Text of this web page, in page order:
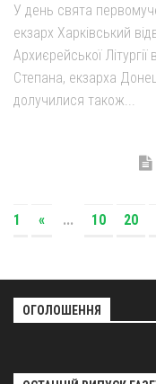
У день свята
екзарх Харківський
Архиєрейської
Степана, екзарха
долучилися також...
1
« ... 10 20
ОГОЛОШЕННЯ